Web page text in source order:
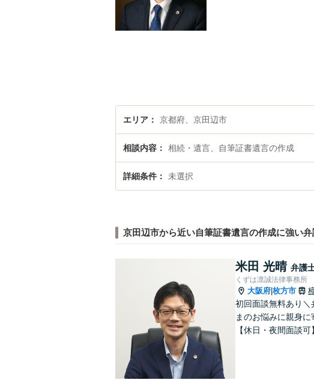
エリア 京都府、京田辺市
相談内容 相続・遺言、自筆証書遺言の作成
詳細条件 未選択
京田辺市から近い自筆証書遺言の作成に強い弁
米田 光晴 弁護
くずは凛誠法律事務所
大阪府 枚方市
初回面談無料あり＼
まのお悩みに親身
【休日・夜間面談可